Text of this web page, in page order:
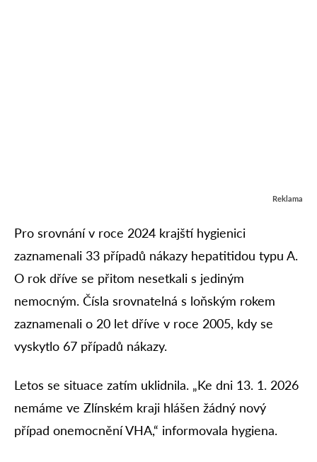
Reklama
Pro srovnání v roce 2024 krajští hygienici
zaznamenali 33 případů nákazy hepatitidou typu A.
O rok dříve se přitom nesetkali s jediným
nemocným. Čísla srovnatelná s loňským rokem
zaznamenali o 20 let dříve v roce 2005, kdy se
vyskytlo 67 případů nákazy.
Letos se situace zatím uklidnila. „Ke dni 13. 1. 2026
nemáme ve Zlínském kraji hlášen žádný nový
případ onemocnění VHA,“ informovala hygiena.